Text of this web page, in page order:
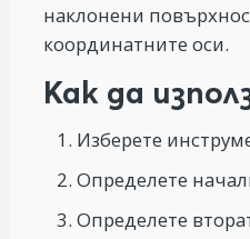
наклонени
координатните оси.
Как да
Изберете
Определете
Определете